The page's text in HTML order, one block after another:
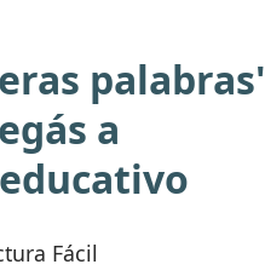
palabras'
a
Fácil